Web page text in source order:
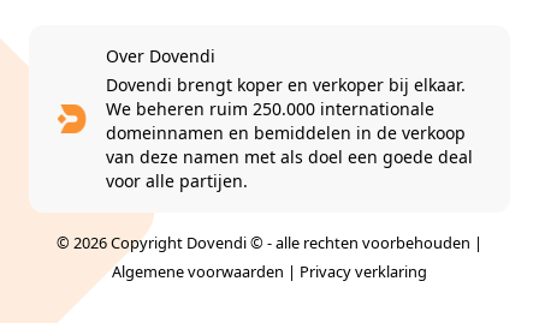
Over Dovendi
Dovendi brengt koper en verkoper bij elkaar.
We beheren ruim 250.000 internationale
domeinnamen en bemiddelen in de verkoop
van deze namen met als doel een goede deal
voor alle partijen.
© 2026 Copyright Dovendi © - alle rechten voorbehouden |
Algemene voorwaarden | Privacy verklaring